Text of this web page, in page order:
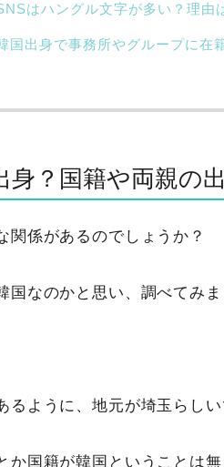
はハングル文字が多い？理由
国出身で事務所やグループに在
身？国籍や両親の
関係があるのでしょうか？
国なのかと思い、調べてみま
ように、地元が埼玉らしい
か国籍が韓国ということは無